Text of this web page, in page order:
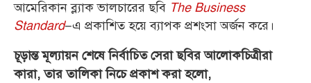
আমেরিকান ব্ল্যাক ভালচারের ছবি The Business
Standard–এ প্রকাশিত হয়ে ব্যাপক প্রশংসা অর্জন করে।
চূড়ান্ত মূল্যায়ন শেষে নির্বাচিত সেরা ছবির আলোকচিত্রীরা
কারা, তার তালিকা নিচে প্রকাশ করা হলো,